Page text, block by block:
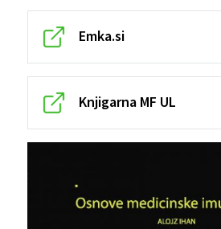
Emka.si
Knjigarna MF UL